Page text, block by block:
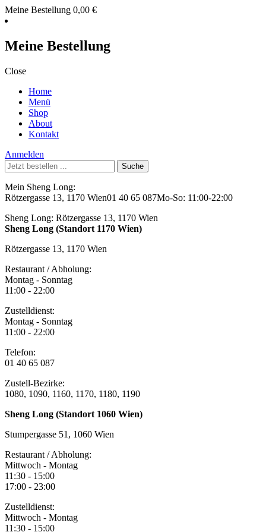
Meine Bestellung 0,00 €
Meine Bestellung
Close
Home
Menü
Shop
About
Kontakt
Anmelden
Suche
nach:
Mein Sheng Long:
Rötzergasse 13, 1170 Wien01 40 65 087Mo-So: 11:00-22:00
Sheng Long: Rötzergasse 13, 1170 Wien
Sheng Long (Standort 1170 Wien)
Rötzergasse 13, 1170 Wien
Restaurant / Abholung:
Montag - Sonntag
11:00 - 22:00
Zustelldienst:
Montag - Sonntag
11:00 - 22:00
Telefon:
01 40 65 087
Zustell-Bezirke:
1080, 1090, 1160, 1170, 1180, 1190
Sheng Long (Standort 1060 Wien)
Stumpergasse 51, 1060 Wien
Restaurant / Abholung:
Mittwoch - Montag
11:30 - 15:00
17:00 - 23:00
Zustelldienst:
Mittwoch - Montag
11:30 - 15:00